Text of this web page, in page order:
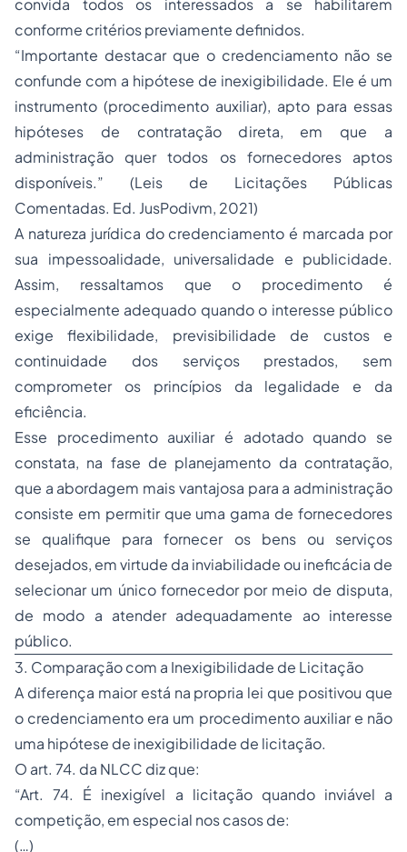
convida todos os interessados a se habilitarem
conforme critérios previamente definidos.
“Importante destacar que o credenciamento não se
confunde com a hipótese de inexigibilidade. Ele é um
instrumento (procedimento auxiliar), apto para essas
hipóteses de contratação direta, em que a
administração quer todos os fornecedores aptos
disponíveis.” (Leis de Licitações Públicas
Comentadas. Ed. JusPodivm, 2021)
A natureza jurídica do credenciamento é marcada por
sua impessoalidade, universalidade e publicidade.
Assim, ressaltamos que o procedimento é
especialmente adequado quando o interesse público
exige flexibilidade, previsibilidade de custos e
continuidade dos serviços prestados, sem
comprometer os princípios da legalidade e da
eficiência.
Esse procedimento auxiliar é adotado quando se
constata, na fase de planejamento da contratação,
que a abordagem mais vantajosa para a administração
consiste em permitir que uma gama de fornecedores
se qualifique para fornecer os bens ou serviços
desejados, em virtude da inviabilidade ou ineficácia de
selecionar um único fornecedor por meio de disputa,
de modo a atender adequadamente ao interesse
público.
3. Comparação com a Inexigibilidade de Licitação
A diferença maior está na propria lei que positivou que
o credenciamento era um procedimento auxiliar e não
uma hipótese de inexigibilidade de licitação.
O art. 74. da NLCC diz que:
“Art. 74. É inexigível a licitação quando inviável a
competição, em especial nos casos de:
(…)